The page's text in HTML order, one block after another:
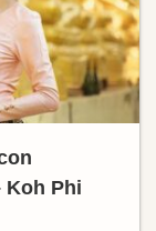
Koh Phi